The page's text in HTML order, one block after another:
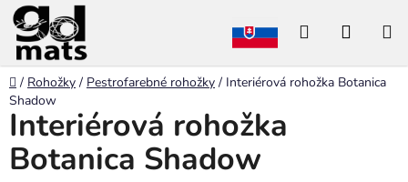
Prejsť
na
obsah
Hľadať
Domov
/ Rohožky / Pestrofarebné rohožky / Interiérová rohožka Botanica
Shadow
Interiérová rohožka
Botanica Shadow